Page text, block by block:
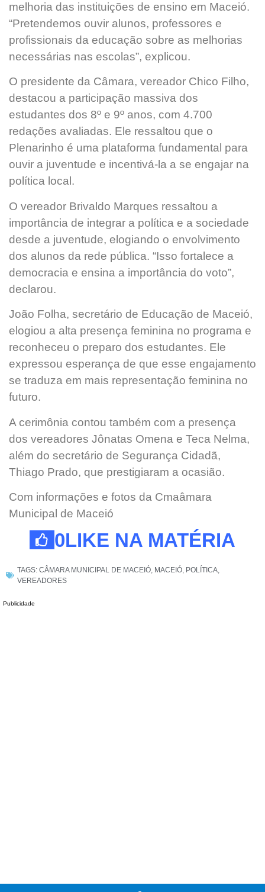
melhoria das instituições de ensino em Maceió.
“Pretendemos ouvir alunos, professores e
profissionais da educação sobre as melhorias
necessárias nas escolas”, explicou.
O presidente da Câmara, vereador Chico Filho,
destacou a participação massiva dos
estudantes dos 8º e 9º anos, com 4.700
redações avaliadas. Ele ressaltou que o
Plenarinho é uma plataforma fundamental para
ouvir a juventude e incentivá-la a se engajar na
política local.
O vereador Brivaldo Marques ressaltou a
importância de integrar a política e a sociedade
desde a juventude, elogiando o envolvimento
dos alunos da rede pública. “Isso fortalece a
democracia e ensina a importância do voto”,
declarou.
João Folha, secretário de Educação de Maceió,
elogiou a alta presença feminina no programa e
reconheceu o preparo dos estudantes. Ele
expressou esperança de que esse engajamento
se traduza em mais representação feminina no
futuro.
A cerimônia contou também com a presença
dos vereadores Jônatas Omena e Teca Nelma,
além do secretário de Segurança Cidadã,
Thiago Prado, que prestigiaram a ocasião.
Com informações e fotos da Cmaâmara
Municipal de Maceió
0LIKE NA MATÉRIA
TAGS: CÂMARA MUNICIPAL DE MACEIÓ, MACEIÓ, POLÍTICA,
VEREADORES
Publicidade